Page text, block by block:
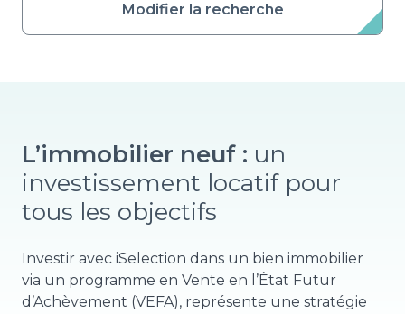
Modifier la recherche
L’immobilier neuf : un
investissement locatif pour
tous les objectifs
Investir avec iSelection dans un bien immobilier
via un programme en Vente en l’État Futur
d’Achèvement (VEFA), représente une stratégie